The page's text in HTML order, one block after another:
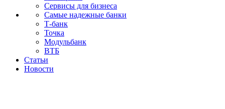
Сервисы для бизнеса
Самые надежные банки
Т-банк
Точка
Модульбанк
ВТБ
Статьи
Новости